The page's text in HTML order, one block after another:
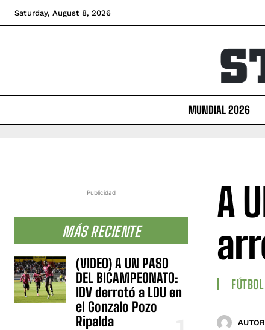
Saturday, August 8, 2026
MUNDIAL 2026
Publicidad
MÁS RECIENTE
(VIDEO) A UN PASO
DEL BICAMPEONATO:
IDV derrotó a LDU en
el Gonzalo Pozo
Ripalda
A